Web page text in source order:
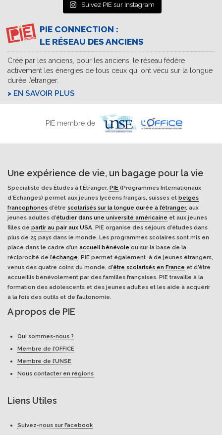
Suivez PIE sur Instagram
PIE CONNECTION :
LE RÉSEAU DES ANCIENS
Créé par les anciens, pour les anciens, le réseau fédère
activement les énergies de tous ceux qui ont vécu sur la longue
durée l’étranger.
EN SAVOIR PLUS
PIE membre de
Une expérience de vie, un bagage pour la vie
Spécialiste des Études à l'Étranger, PIE (Programmes Internationaux
d’Echanges) permet aux jeunes lycéens français, suisses et belges
francophones d’être scolarisés sur la longue durée à l’étranger, aux
jeunes adultes d’étudier dans une université américaine et aux jeunes
filles de partir au pair aux USA. PIE organise des séjours d’études dans
plus de 25 pays dans le monde. Les programmes scolaires sont mis en
place dans le cadre d’un accueil bénévole ou sur la base de la
réciprocité de l’échange. PIE permet également à de jeunes étrangers,
venus des quatre coins du monde, d’être scolarisés en France et d’être
accueillis bénévolement par des familles françaises. PIE travaille à la
formation des adolescents et des jeunes adultes et les aide à acquérir
à la fois des outils et de l’autonomie.
A propos de PIE
Qui sommes-nous ?
Membre de l’OFFICE
Membre de l’UNSE
Nous contacter en régions
Liens Utiles
Suivez-nous sur Facebook